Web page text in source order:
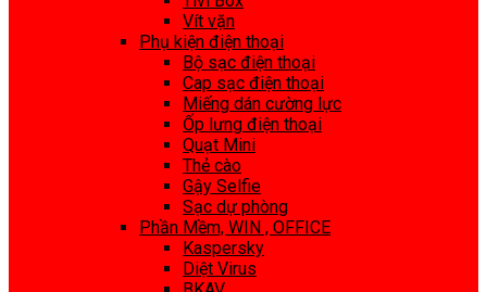
Vít vặn
Phụ kiện điện thoại
Bộ sạc điện thoại
Cap sạc điện thoại
Miếng dán cường lực
Ốp lưng điện thoại
Quạt Mini
Thẻ cào
Gậy Selfie
Sạc dự phòng
Phần Mềm, WIN , OFFICE
Kaspersky
Diệt Virus